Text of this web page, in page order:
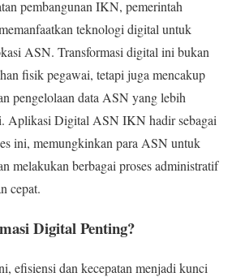
pembangunan IKN, pemerintah
teknologi digital untuk
ASN. Transformasi digital ini bukan
fisik pegawai, tetapi juga mencakup
pengelolaan data ASN yang lebih
Aplikasi Digital ASN IKN hadir sebagai
ini, memungkinkan para ASN untuk
melakukan berbagai proses administratif
cepat.
Digital Penting?
efisiensi dan kecepatan menjadi kunci